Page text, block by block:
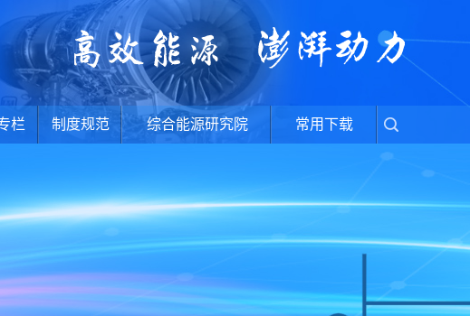
栏 制度规范 综合能源研究院 常用下载